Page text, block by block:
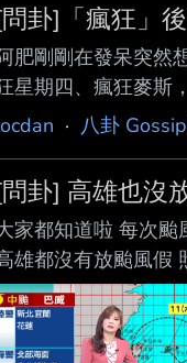
卦]「瘋狂」
肥剛剛在發呆突然
星期四、瘋狂麥斯
接什麼最順、最有
· 八卦
卦] 高雄也沒
家都知道啦 每次
雄都沒有放颱風假
台中、市長被罵翻
或者只是演算法一
假 最後只有台中變